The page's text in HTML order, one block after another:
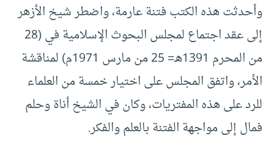
وأحدثت هذه الكتب فتنة عارمة، واضطر شيخ الأزهر
إلى عقد اجتماع لمجلس البحوث الإسلامية في (28
من المحرم 1391هـ= 25 من مارس 1971م) لمناقشة
الأمر، واتفق المجلس على اختيار خمسة من العلماء
للرد على هذه المفتريات، وكان في الشيخ أناة وحلم
فمال إلى مواجهة الفتنة بالعلم والفكر.